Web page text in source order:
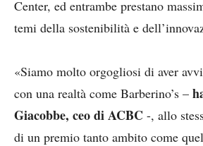
Center, ed entrambe prestano
temi della sostenibilità e
«Siamo molto orgogliosi di aver
con una realtà come Barberino’s –
Giacobbe, ceo di ACBC -, allo
di un premio tanto ambito come